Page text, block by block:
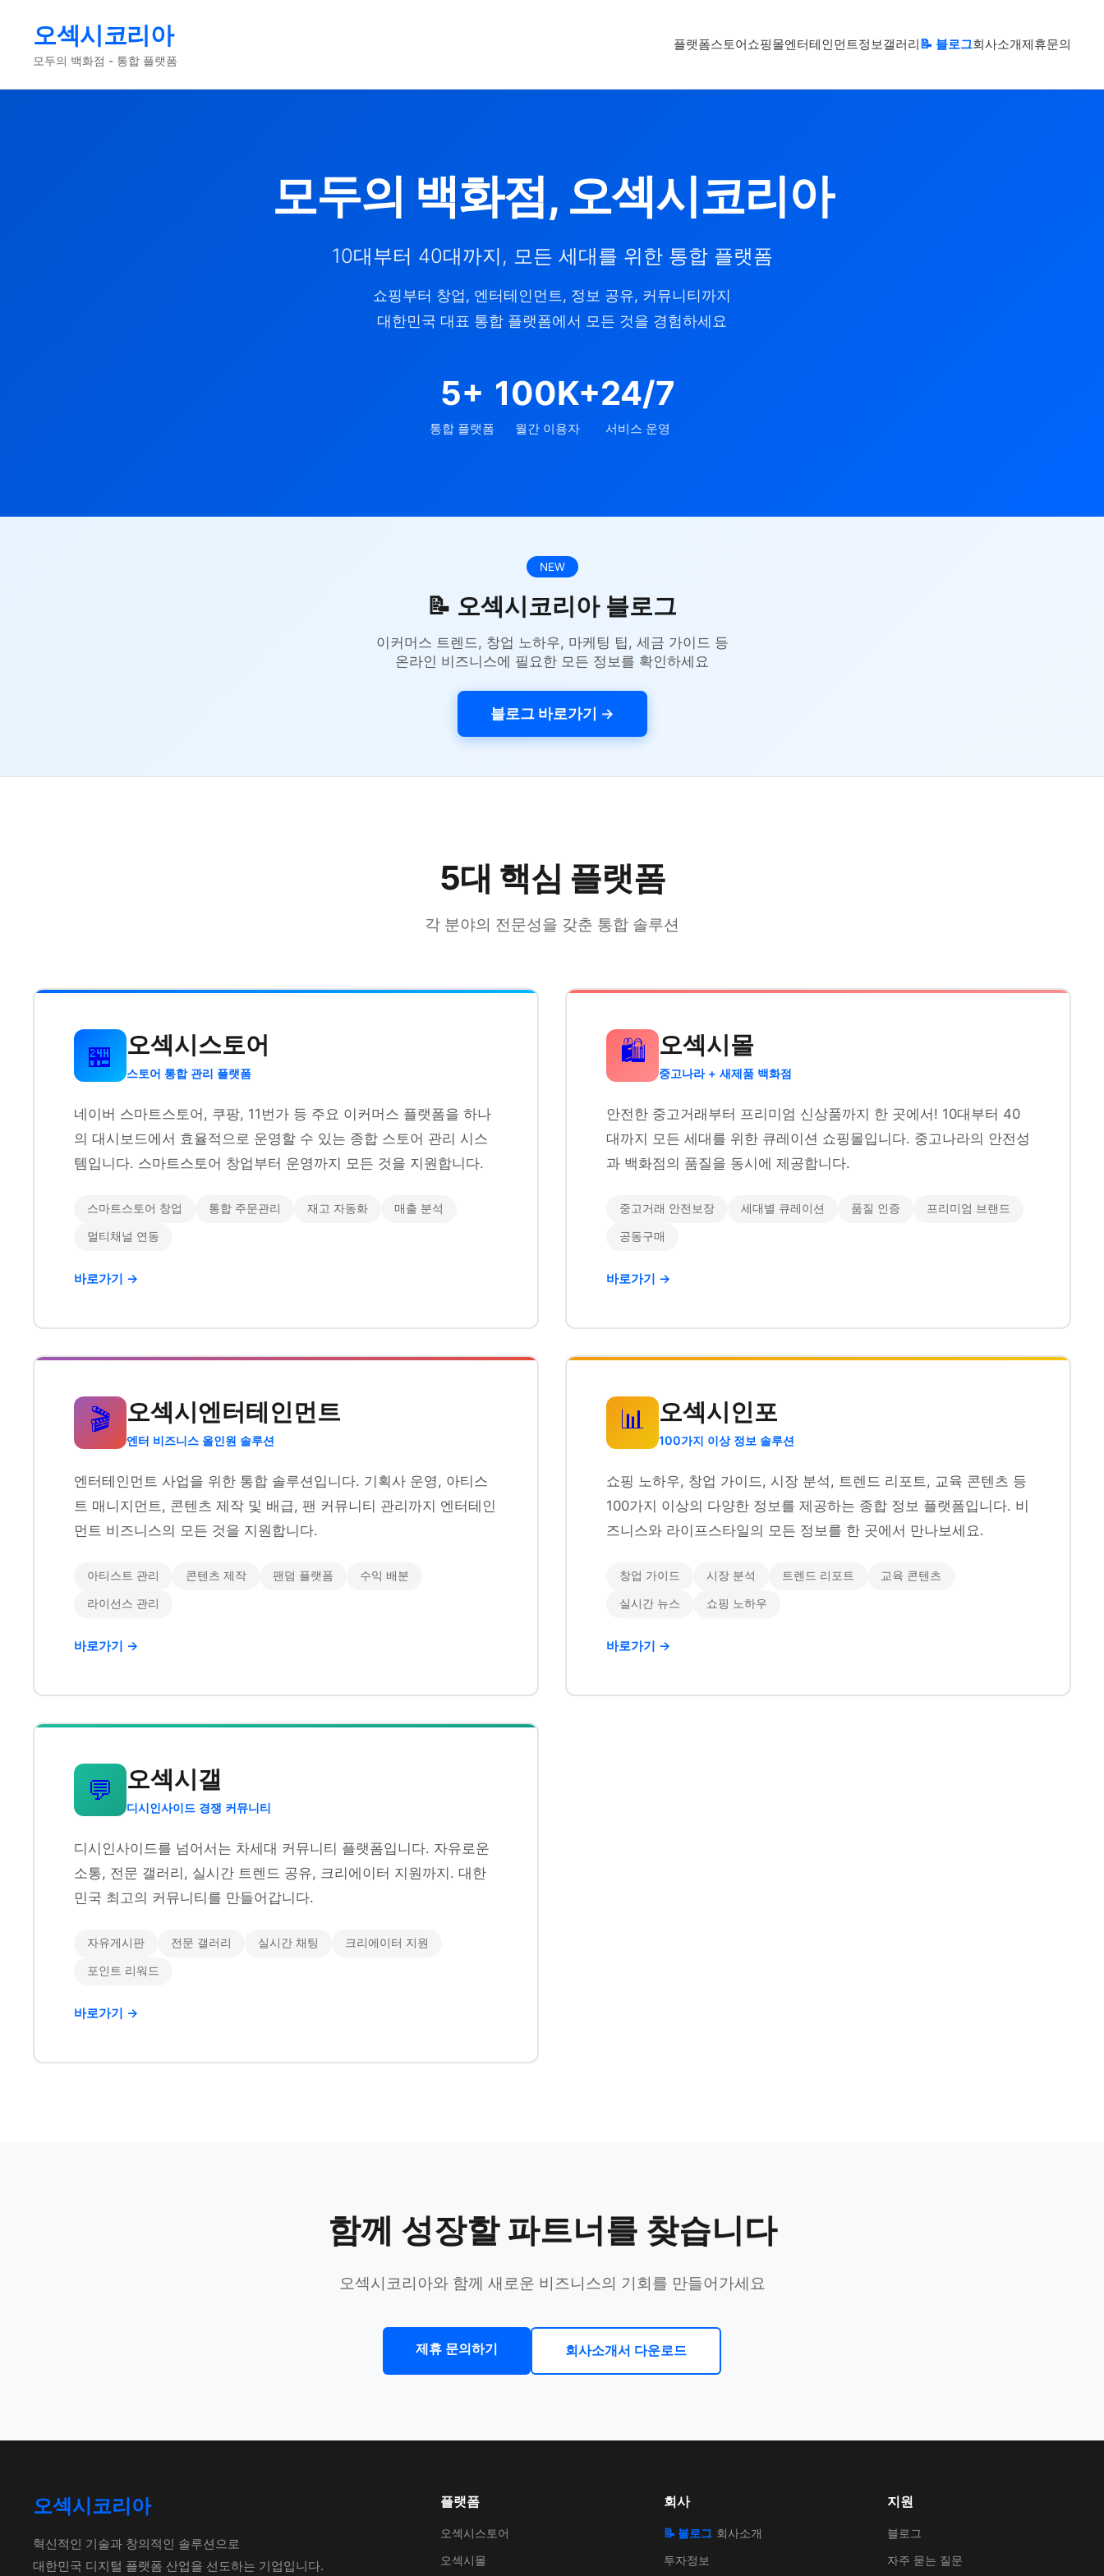
오섹시코리아
모두의 백화점 - 통합 플랫폼
플랫폼스토어쇼핑몰엔터테인먼트정보갤러리📝 블로그회사소개제휴문의
모두의 백화점, 오섹시코리아
10대부터 40대까지, 모든 세대를 위한 통합 플랫폼
쇼핑부터 창업, 엔터테인먼트, 정보 공유, 커뮤니티까지
대한민국 대표 통합 플랫폼에서 모든 것을 경험하세요
5+
통합 플랫폼
100K+
월간 이용자
24/7
서비스 운영
NEW
📝 오섹시코리아 블로그
이커머스 트렌드, 창업 노하우, 마케팅 팁, 세금 가이드 등
온라인 비즈니스에 필요한 모든 정보를 확인하세요
블로그 바로가기 →
5대 핵심 플랫폼
각 분야의 전문성을 갖춘 통합 솔루션
🏪 오섹시스토어
스토어 통합 관리 플랫폼
네이버 스마트스토어, 쿠팡, 11번가 등 주요 이커머스 플랫폼을 하나
의 대시보드에서 효율적으로 운영할 수 있는 종합 스토어 관리 시스
템입니다. 스마트스토어 창업부터 운영까지 모든 것을 지원합니다.
스마트스토어 창업 통합 주문관리 재고 자동화 매출 분석
멀티채널 연동
바로가기 →
🛍️ 오섹시몰
중고나라 + 새제품 백화점
안전한 중고거래부터 프리미엄 신상품까지 한 곳에서! 10대부터 40
대까지 모든 세대를 위한 큐레이션 쇼핑몰입니다. 중고나라의 안전성
과 백화점의 품질을 동시에 제공합니다.
중고거래 안전보장 세대별 큐레이션 품질 인증 프리미엄 브랜드
공동구매
바로가기 →
🎬 오섹시엔터테인먼트
엔터 비즈니스 올인원 솔루션
엔터테인먼트 사업을 위한 통합 솔루션입니다. 기획사 운영, 아티스
트 매니지먼트, 콘텐츠 제작 및 배급, 팬 커뮤니티 관리까지 엔터테인
먼트 비즈니스의 모든 것을 지원합니다.
아티스트 관리 콘텐츠 제작 팬덤 플랫폼 수익 배분
라이선스 관리
바로가기 →
📊 오섹시인포
100가지 이상 정보 솔루션
쇼핑 노하우, 창업 가이드, 시장 분석, 트렌드 리포트, 교육 콘텐츠 등
100가지 이상의 다양한 정보를 제공하는 종합 정보 플랫폼입니다. 비
즈니스와 라이프스타일의 모든 정보를 한 곳에서 만나보세요.
창업 가이드 시장 분석 트렌드 리포트 교육 콘텐츠
실시간 뉴스 쇼핑 노하우
바로가기 →
💬 오섹시갤
디시인사이드 경쟁 커뮤니티
디시인사이드를 넘어서는 차세대 커뮤니티 플랫폼입니다. 자유로운
소통, 전문 갤러리, 실시간 트렌드 공유, 크리에이터 지원까지. 대한
민국 최고의 커뮤니티를 만들어갑니다.
자유게시판 전문 갤러리 실시간 채팅 크리에이터 지원
포인트 리워드
바로가기 →
함께 성장할 파트너를 찾습니다
오섹시코리아와 함께 새로운 비즈니스의 기회를 만들어가세요
제휴 문의하기 회사소개서 다운로드
오섹시코리아
혁신적인 기술과 창의적인 솔루션으로
대한민국 디지털 플랫폼 산업을 선도하는 기업입니다.
플랫폼
오섹시스토어
오섹시몰
회사
📝 블로그 회사소개
투자정보
지원
블로그
자주 묻는 질문